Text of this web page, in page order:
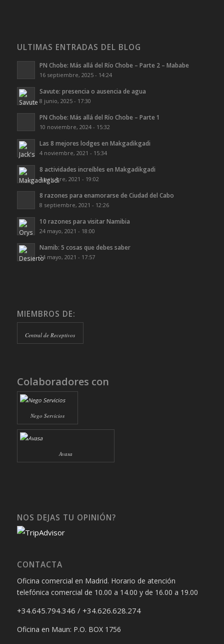
ULTIMAS ENTRADAS DEL BLOG
PN Chobe: Más allá del Río Chobe – Parte 2 – Mababe
16 septiembre, 2025 - 14:24
Savute: presencia o ausencia de agua
8 junio, 2025 - 17:30
PN Chobe: Más allá del Río Chobe – Parte 1
10 noviembre, 2024 - 15:32
Las 8 mejores lodges en Makgadikgadi
4 noviembre, 2021 - 15:34
8 actividades increíbles en Makgadikgadi
3 octubre, 2021 - 19:02
8 razones para enamorarse de Ciudad del Cabo
8 septiembre, 2021 - 12:26
10 razones para visitar Namibia
24 mayo, 2021 - 18:00
Namib: 5 cosas que debes saber
24 mayo, 2021 - 17:57
MIEMBROS DE:
Central de Receptivos
Colaboradores con
Nego Servicios
Avasa
NOS DEJAS TU OPINIÓN?
CONTACTA
Oficina comercial en Madrid. Horario de atención
telefónica comercial de 10.00 a 14.00 y de 16.00 a 19.00
+34.645.794.346 / +34.626.628.274
Oficina en Maun: P.O. BOX 1756